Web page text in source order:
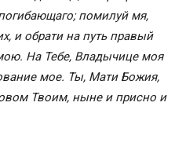
и скорби
веры
терзаний
помилуй мя,
и обрати на путь правый
На Тебе, Владычице моя
мое. Ты, Мати Божия,
Твоим, ныне и присно и